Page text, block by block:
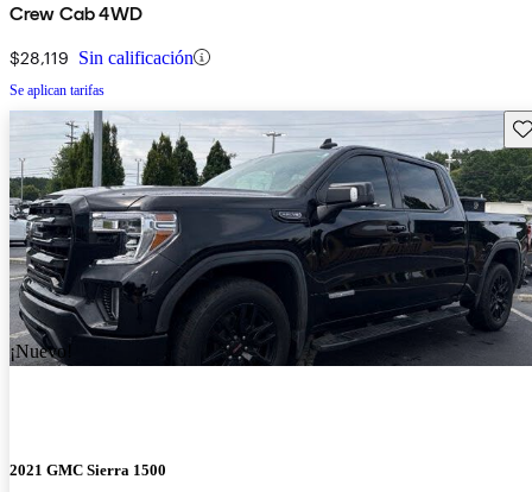
Crew Cab 4WD
$28,119 Sin calificación
Se aplican tarifas
¡Nuevo!
2021 GMC Sierra 1500